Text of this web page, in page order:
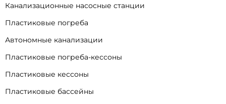
Канализационные насосные станции
Пластиковые погреба
Автономные канализации
Пластиковые погреба-кессоны
Пластиковые кессоны
Пластиковые бассейны